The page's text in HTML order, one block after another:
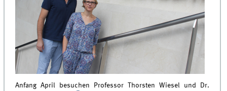
Anfang April besuchen Professor Thorsten Wiesel und Dr.